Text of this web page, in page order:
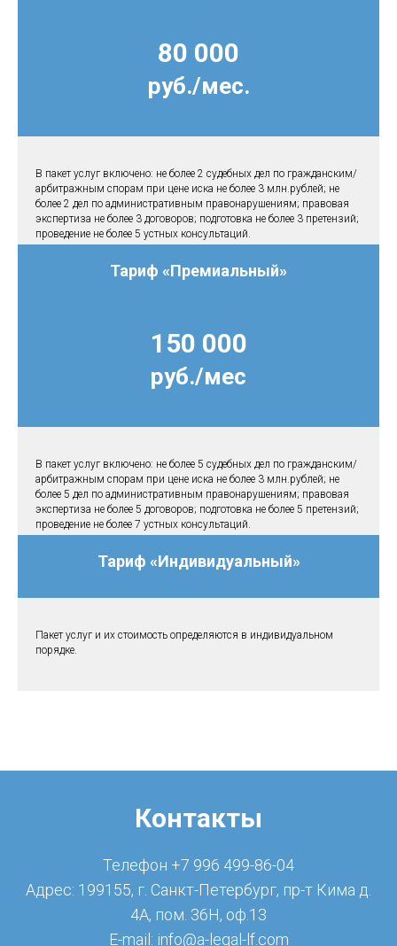
80 000
руб./мес.
В пакет услуг включено: не более 2 судебных дел по гражданским/
арбитражным спорам при цене иска не более 3 млн.рублей; не
более 2 дел по административным правонарушениям; правовая
экспертиза не более 3 договоров; подготовка не более 3 претензий;
проведение не более 5 устных консультаций.
Тариф «Премиальный»
150 000
руб./мес
В пакет услуг включено: не более 5 судебных дел по гражданским/
арбитражным спорам при цене иска не более 3 млн.рублей; не
более 5 дел по административным правонарушениям; правовая
экспертиза не более 5 договоров; подготовка не более 5 претензий;
проведение не более 7 устных консультаций.
Тариф «Индивидуальный»
Пакет услуг и их стоимость определяются в индивидуальном
порядке.
Контакты
Телефон +7 996 499-86-04
Адрес: 199155, г. Санкт-Петербург, пр-т Кима д.
4А, пом. 36Н, оф.13
E-mail: info@a-legal-lf.com